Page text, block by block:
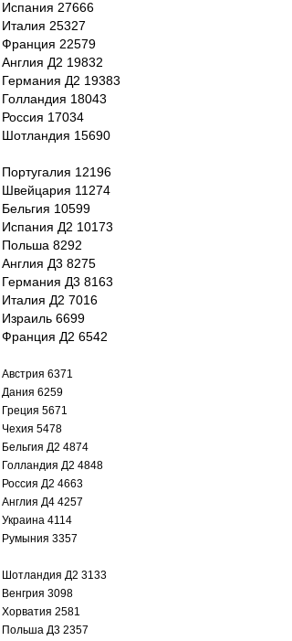
Испания 27666
Италия 25327
Франция 22579
Англия Д2 19832
Германия Д2 19383
Голландия 18043
Россия 17034
Шотландия 15690
Португалия 12196
Швейцария 11274
Бельгия 10599
Испания Д2 10173
Польша 8292
Англия Д3 8275
Германия Д3 8163
Италия Д2 7016
Израиль 6699
Франция Д2 6542
Австрия 6371
Дания 6259
Греция 5671
Чехия 5478
Бельгия Д2 4874
Голландия Д2 4848
Россия Д2 4663
Англия Д4 4257
Украина 4114
Румыния 3357
Шотландия Д2 3133
Венгрия 3098
Хорватия 2581
Польша Д3 2357